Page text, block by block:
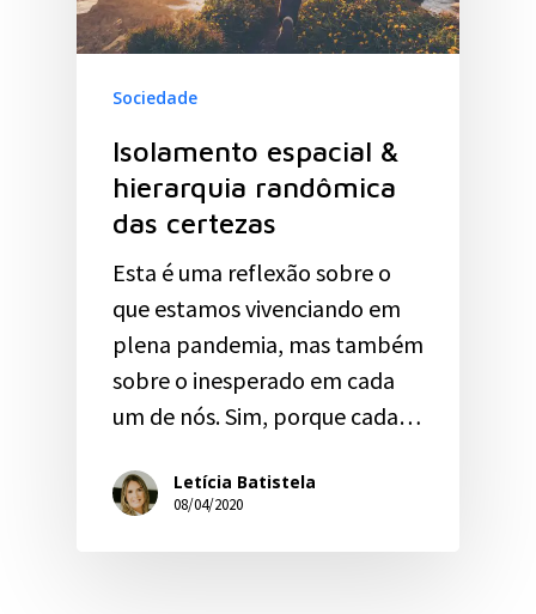
Sociedade
Isolamento espacial &
hierarquia randômica
das certezas
Esta é uma reflexão sobre o
que estamos vivenciando em
plena pandemia, mas também
sobre o inesperado em cada
um de nós. Sim, porque cada…
Letícia Batistela
08/04/2020